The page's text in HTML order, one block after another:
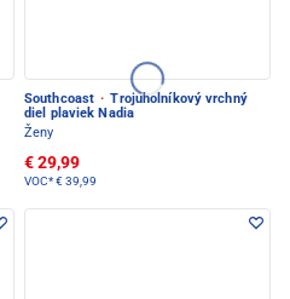
Southcoast · Trojuholníkový vrchný
diel plaviek Nadia
Ženy
€ 29,99
VOC*€ 39,99